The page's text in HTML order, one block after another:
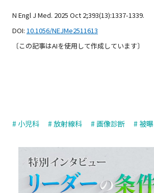
N Engl J Med. 2025 Oct 2;393(13):1337-1339.
DOI: 10.1056/NEJMe2511613
〔この記事はAIを使用して作成しています〕
# 小児科 # 放射線科 # 画像診断 # 被曝